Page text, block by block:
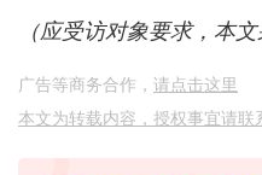
（应受访对象要求，本
广告等商务合作， 请点击这里
本文为转载内容，授权事宜请联